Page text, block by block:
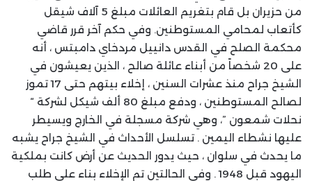
من حزيران بل قام بتغريم العائلات مبلغ 5 آلاف شيقل
كأتعاب لمحامي المستوطنين. وفي حكم آخر قرر قاضي
محكمة الصلح في القدس دانييل مردخاي دامبتس ، أنه
على 20 شخصاً من أبناء عائلة صالح ، الذين يعيشون في
الشيخ جراح منذ عشرات السنين ، إخلاء بيتهم حتى 17 تموز
لصالح المستوطنين ، ودفع مبلغ 80 ألف شيكل لشركة “
نحلات شمعون ”، وهي شركة مسجلة في الخارج ويسيطر
عليها نشطاء اليمين . تسلسل الأحداث في الشيخ جراح يشبه
ما يحدث في سلوان ، حيث يدور الحديث عن أرض كانت بملكية
اليهود قبل 1948 . وفي الحالتين تم الإخلاء بناء على طلب